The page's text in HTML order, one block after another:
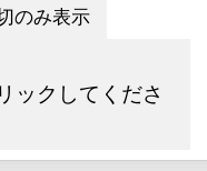
のみ表示
ックしてくださ